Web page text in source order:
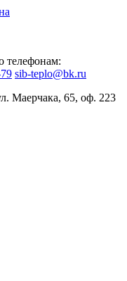
телефонам:
sib-teplo@bk.ru
Маерчака, 65, оф. 223